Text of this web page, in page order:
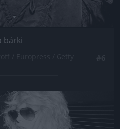
bárki
kép!